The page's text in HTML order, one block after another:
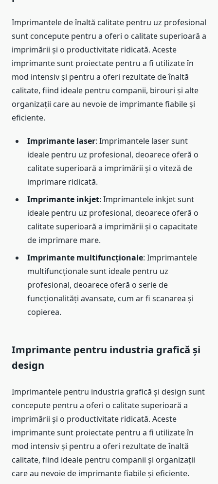
Imprimantele de înaltă calitate pentru uz profesional
sunt concepute pentru a oferi o calitate superioară a
imprimării și o productivitate ridicată. Aceste
imprimante sunt proiectate pentru a fi utilizate în
mod intensiv și pentru a oferi rezultate de înaltă
calitate, fiind ideale pentru companii, birouri și alte
organizații care au nevoie de imprimante fiabile și
eficiente.
Imprimante laser: Imprimantele laser sunt
ideale pentru uz profesional, deoarece oferă o
calitate superioară a imprimării și o viteză de
imprimare ridicată.
Imprimante inkjet: Imprimantele inkjet sunt
ideale pentru uz profesional, deoarece oferă o
calitate superioară a imprimării și o capacitate
de imprimare mare.
Imprimante multifuncționale: Imprimantele
multifuncționale sunt ideale pentru uz
profesional, deoarece oferă o serie de
funcționalități avansate, cum ar fi scanarea și
copierea.
Imprimante pentru industria grafică și
design
Imprimantele pentru industria grafică și design sunt
concepute pentru a oferi o calitate superioară a
imprimării și o productivitate ridicată. Aceste
imprimante sunt proiectate pentru a fi utilizate în
mod intensiv și pentru a oferi rezultate de înaltă
calitate, fiind ideale pentru companii și organizații
care au nevoie de imprimante fiabile și eficiente.